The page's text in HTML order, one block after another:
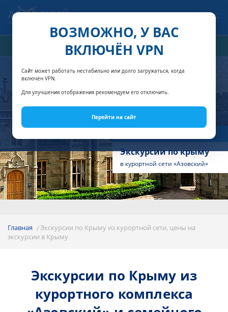
ВОЗМОЖНО, У ВАС
ВКЛЮЧЁН VPN
Сайт может работать нестабильно или долго загружаться, когда
включён VPN.
Для улучшения отображения рекомендуем его отключить.
Перейти на сайт
РАСЧЁТ СТОИМОСТИ
Экскурсии по крыму
в курортной сети «Азовский»
Главная
Экскурсии по Крыму из курортной сети, цены на
экскурсии в Крыму
Экскурсии по Крыму из
курортного комплекса